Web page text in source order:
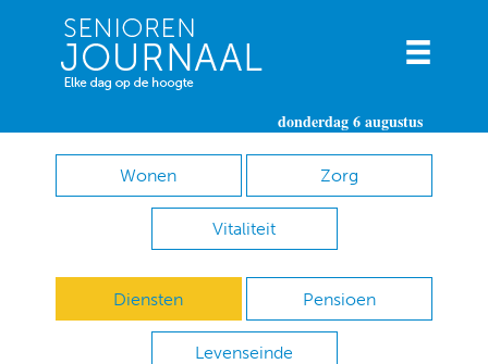
donderdag 6 augustus
Wonen Zorg
Vitaliteit
Diensten Pensioen
Levenseinde